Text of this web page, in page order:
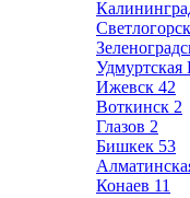
Светлогорск
Удмуртская
Ижевск 42
Воткинск 2
Глазов 2
Бишкек 53
Конаев 11